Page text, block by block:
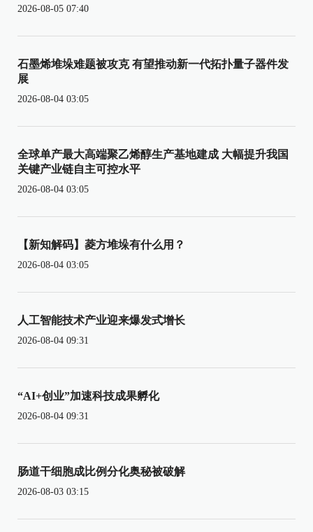
2026-08-05 07:40
石墨烯堆垛难题被攻克 有望推动新一代拓扑量子器件发
展
2026-08-04 03:05
全球单产最大高端聚乙烯醇生产基地建成 大幅提升我国
关键产业链自主可控水平
2026-08-04 03:05
【新知解码】菱方堆垛有什么用？
2026-08-04 03:05
人工智能技术产业迎来爆发式增长
2026-08-04 09:31
“AI+创业”加速科技成果孵化
2026-08-04 09:31
肠道干细胞成比例分化奥秘被破解
2026-08-03 03:15